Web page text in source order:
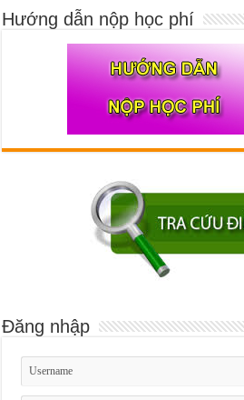
Hướng dẫn nộp học phí
Đăng nhập